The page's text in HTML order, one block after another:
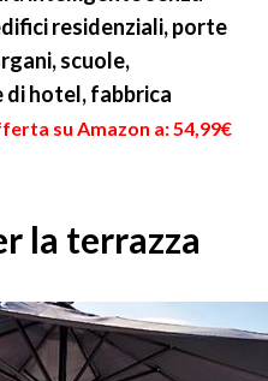
residenziali, porte
scuole,
di hotel, fabbrica
su Amazon a: 54,99€
la terrazza